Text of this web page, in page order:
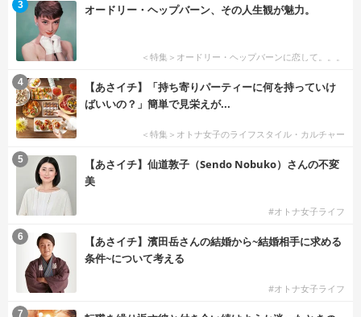
オードリー・ヘップバーン、その人生観が魅力。
＜特集＞オードリー・ヘップバーンに恋して。。。
3
【あさイチ】「持ち寄りパーティーに何を持っていけ
ばいいの？」簡単で見栄えが...
＜特集＞オトナ女子のライフスタイル・カルチャー
4
【あさイチ】仙道敦子（Sendo Nobuko）さんの不変
美
#オトナ女子ライフ
5
【あさイチ】濱田岳さんの結婚から~結婚相手に求める
条件~について考える
#オトナ女子ライフ
6
7